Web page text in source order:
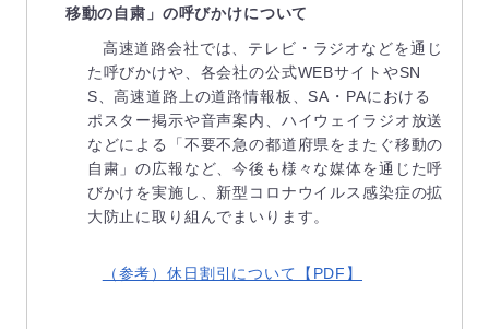
移動の自粛」の呼びかけについて
高速道路会社では、テレビ・ラジオなどを通じ
た呼びかけや、各会社の公式WEBサイトやSN
S、高速道路上の道路情報板、SA・PAにおける
ポスター掲示や音声案内、ハイウェイラジオ放送
などによる「不要不急の都道府県をまたぐ移動の
自粛」の広報など、今後も様々な媒体を通じた呼
びかけを実施し、新型コロナウイルス感染症の拡
大防止に取り組んでまいります。
（参考）休日割引について【PDF】